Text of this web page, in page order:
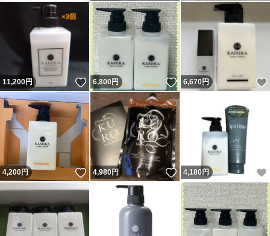
11,200円 いいね！
6,800円 いいね！
6,670円
4,200円 いいね！
4,980円 いいね！
4,180円